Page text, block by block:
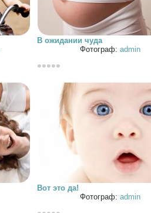
В ожидании чуда
Фотограф: admin
Вот это да!
Фотограф: admin